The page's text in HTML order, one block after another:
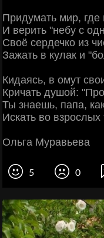
Придумать мир, где
И верить "небу с
Своё сердечко из
Зажать в кулак и
Кидаясь, в омут
Кричать душой:
Ты знаешь, папа,
Искать во взрослых
Ольга Муравьева
5 0